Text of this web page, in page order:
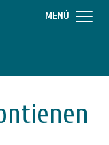
MENÚ